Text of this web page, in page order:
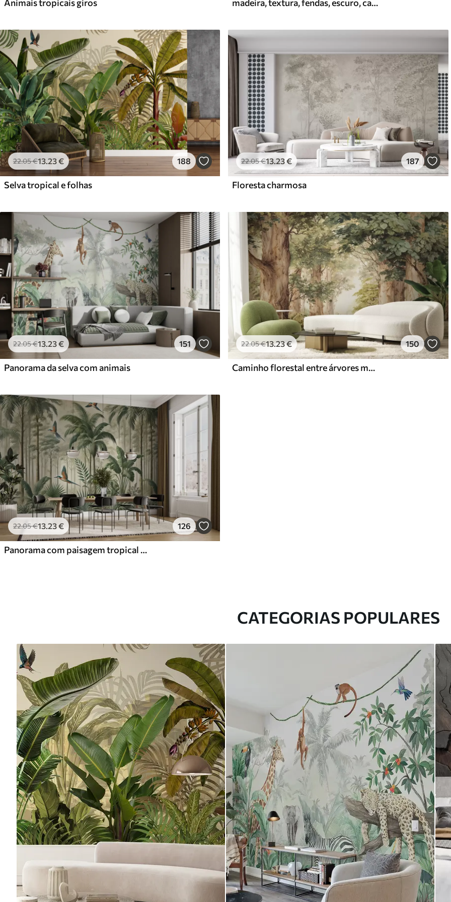
Animais tropicais giros madeira, textura, fendas, escuro, casca, superfície
22.05€13.23€ 188
Selva tropical e folhas
22.05€13.23€ 187
Floresta charmosa
22.05€13 .23€ 151
Panorama da selva com animais
22.05€13.23€ 150
Caminho florestal entre árvores majestosas em estilo aquarela
22.05€13.23€ 126
Panorama com paisagem tropical e aves
CATEGORIAS POPULARES